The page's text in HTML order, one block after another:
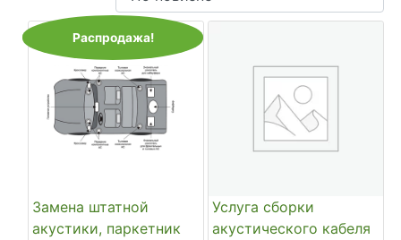
Распродажа!
Замена штатной
акустики, паркетник
Услуга сборки
акустического кабеля